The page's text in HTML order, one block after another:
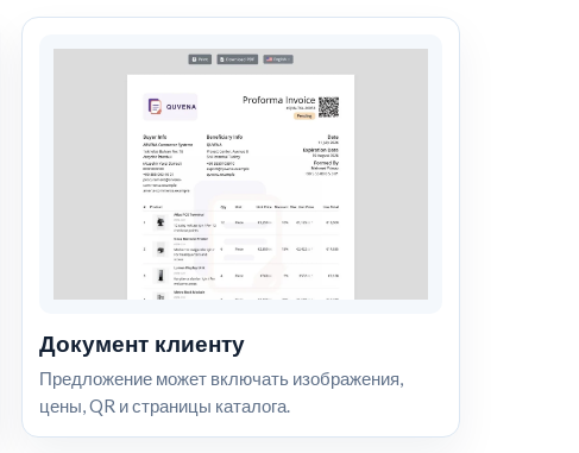
Документ клиенту
Предложение может включать изображения,
цены, QR и страницы каталога.